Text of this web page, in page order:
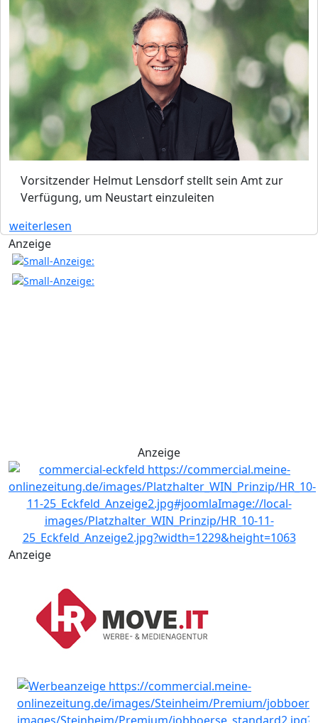
Vorsitzender Helmut Lensdorf stellt sein Amt zur
Verfügung, um Neustart einzuleiten
weiterlesen
Anzeige
Anzeige
Anzeige